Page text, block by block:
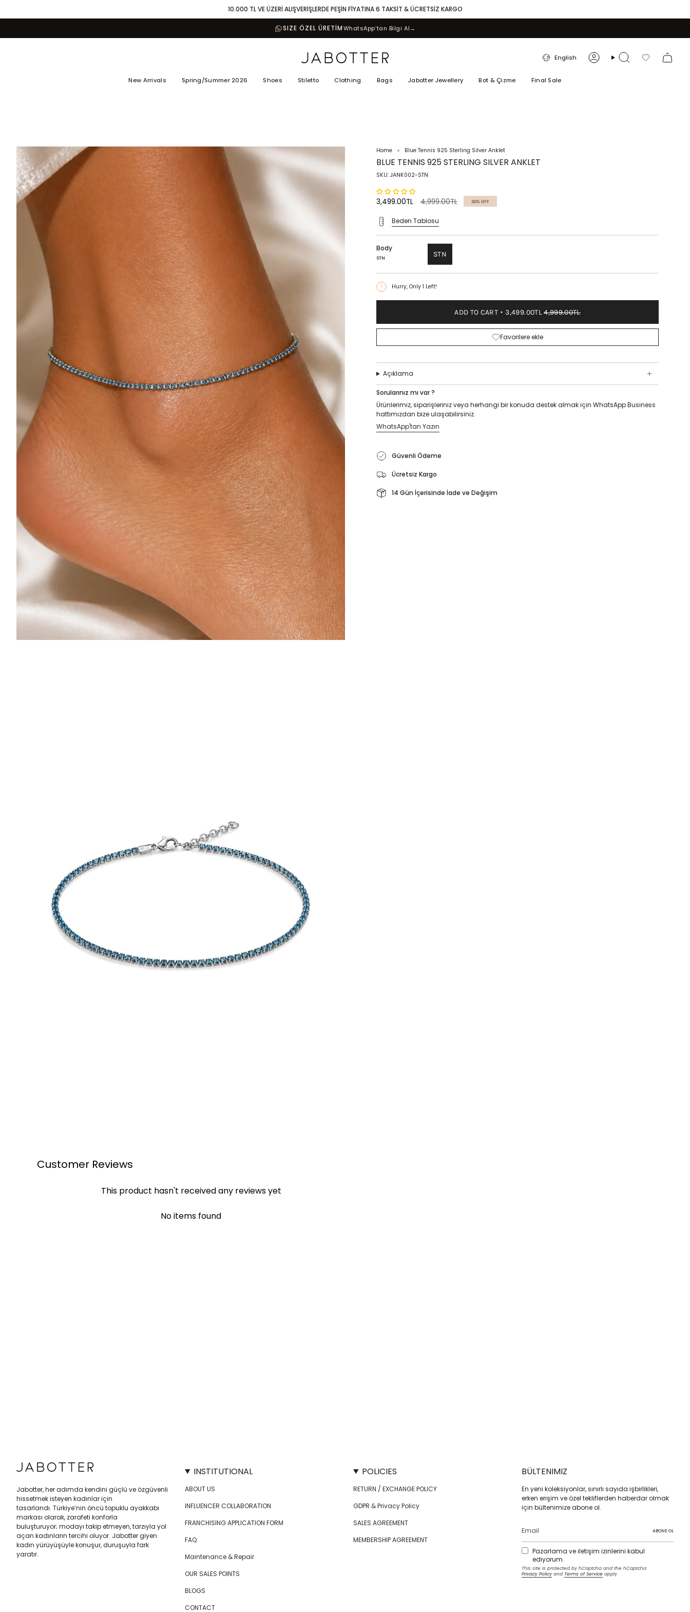
10.000 TL VE ÜZERİ ALIŞVERİŞLERDE PEŞİN FİYATINA 6 TAKSİT & ÜCRETSİZ KARGO
SIZE ÖZEL ÜRETİMWhatsApp’tan Bilgi Al→
LANGUAGE
English AccountSearch Favorilerim
New Arrivals Spring/Summer 2026 Shoes Stiletto Clothing Bags Jabotter Jewellery Bot & Çizme Final Sale
Home Blue Tennis 925 Sterling Silver Anklet
BLUE TENNIS 925 STERLING SILVER ANKLET
SKU: JANK002-STN
3,499.00TL
Regular
4,999.00TL 30% OFF
Beden Tablosu
Body
STN STN
Hurry, Only 1 Left!
ADD TO CART 3,499.00TL4,999.00TL
Favorilere ekle
Açıklama
Sorularınız mı var ?
Ürünlerimiz, siparişleriniz veya herhangi bir konuda destek almak için WhatsApp Business
hattımızdan bize ulaşabilirsiniz.
WhatsApp'tan Yazın
Güvenli Ödeme
Ücretsiz Kargo
14 Gün İçerisinde İade ve Değişim
Customer Reviews
This product hasn't received any reviews yet
No items found
Jabotter, her adımda kendini güçlü ve özgüvenli
hissetmek isteyen kadınlar için
tasarlandı. Türkiye’nin öncü topuklu ayakkabı
markası olarak, zarafeti konforla
buluşturuyor; modayı takip etmeyen, tarzıyla yol
açan kadınların tercihi oluyor. Jabotter giyen
kadın yürüyüşüyle konuşur, duruşuyla fark
yaratır.
INSTITUTIONAL
ABOUT US
INFLUENCER COLLABORATION
FRANCHISING APPLICATION FORM
FAQ
Maintenance & Repair
OUR SALES POINTS
BLOGS
CONTACT
POLICIES
RETURN / EXCHANGE POLICY
GDPR & Privacy Policy
SALES AGREEMENT
MEMBERSHIP AGREEMENT
BÜLTENIMIZ
En yeni koleksiyonlar, sınırlı sayıda işbirlikleri,
erken erişim ve özel tekliflerden haberdar olmak
için bültenimize abone ol.
ABONE OL
Pazarlama ve iletişim izinlerini kabul
ediyorum.
This site is protected by hCaptcha and the hCaptcha
Privacy Policy and Terms of Service apply.